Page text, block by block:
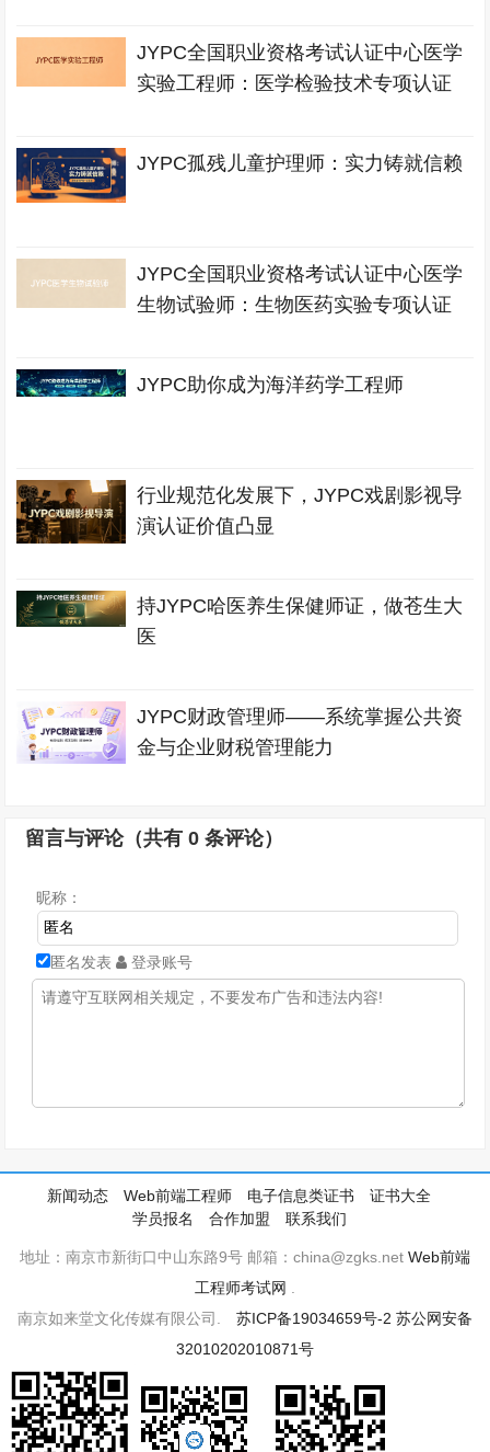
JYPC全国职业资格考试认证中心医学
实验工程师：医学检验技术专项认证
JYPC孤残儿童护理师：实力铸就信赖
JYPC全国职业资格考试认证中心医学
生物试验师：生物医药实验专项认证
JYPC助你成为海洋药学工程师
行业规范化发展下，JYPC戏剧影视导
演认证价值凸显
持JYPC哈医养生保健师证，做苍生大
医
JYPC财政管理师——系统掌握公共资
金与企业财税管理能力
留言与评论（共有0 条评论）
昵称：
匿名发表 登录账号
新闻动态 Web前端工程师 电子信息类证书
证书大全
学员报名
合作加盟 联系我们
地址：南京市新街口中山东路9号 邮箱：china@zgks.net Web前端
工程师考试网
南京如来堂文化传媒有限公司. 苏ICP备19034659号-2 苏公网安备
32010202010871号